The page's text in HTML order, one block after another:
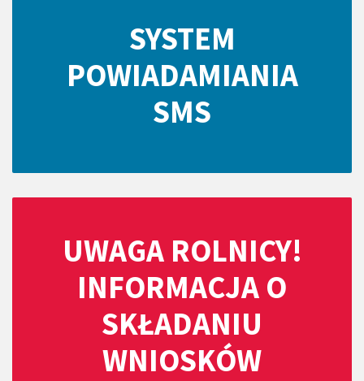
SYSTEM
POWIADAMIANIA
SMS
UWAGA ROLNICY!
INFORMACJA O
SKŁADANIU
WNIOSKÓW